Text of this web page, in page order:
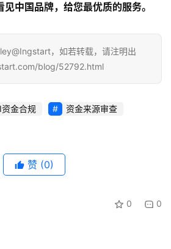
中国品牌，给您最优质的服务。
，如若转载，请注明出
blog/52792.html
金合规
资金来源审查
赞 (0)
0 0